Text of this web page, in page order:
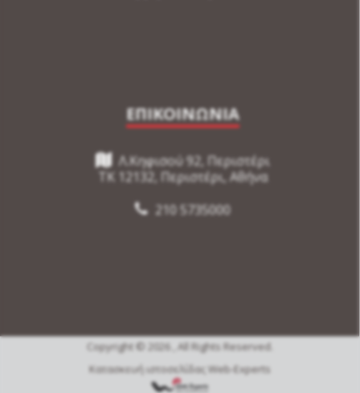
ΕΠΙΚΟΙΝΩΝΙΑ
Λ.Κηφισού 92, Περιστέρι
TK 12132, Περιστέρι, Αθήνα
210 5735000
Copyright © 2026 , All Rights Reserved.
Κατασκευή ιστοσελίδας Web-Experts